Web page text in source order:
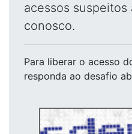
acessos
conosco.
Para liberar o acesso
responda ao desafio